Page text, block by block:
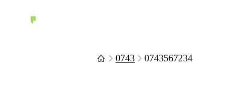
0743 0743567234